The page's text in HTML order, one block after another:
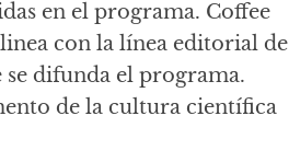
en el programa. Coffee
con la línea editorial de
se difunda el programa.
de la cultura científica